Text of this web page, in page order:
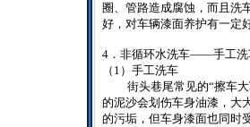
圈、管路造成腐蚀，而且洗
好，对车辆漆面养护有一定
4 ．非循环水洗车——手工洗
（ 1 ）手工洗车
街头巷尾常见的“擦车
的泥沙会划伤车身油漆，大
的污垢，但车身漆面也同时